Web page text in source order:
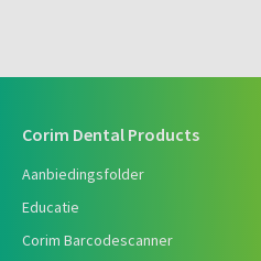
Corim Dental Products
Aanbiedingsfolder
Educatie
Corim Barcodescanner